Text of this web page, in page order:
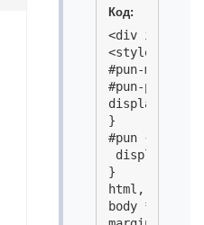
Код:
<div
<style>
#pun-main
#pun-pages
}
#pun {
}
html, body,
body *{